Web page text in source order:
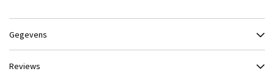
Gegevens
Reviews